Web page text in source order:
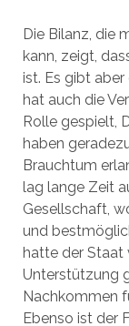
Die Bilanz, die
kann, zeigt,
ist. Es gibt
hat auch die
Rolle gespielt,
haben
Brauchtum
lag lange Zeit
Gesellschaft,
und
hatte der Staat
Unterstützung
Nachkommen
Ebenso ist der